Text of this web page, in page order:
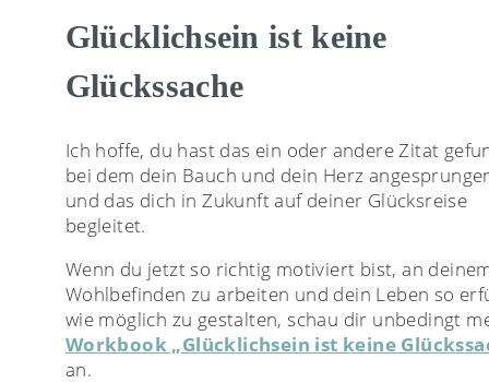
Glücklichsein ist keine
Glückssache
Ich hoffe, du hast das ein oder andere Zitat
bei dem dein Bauch und dein Herz
und das dich in Zukunft auf deiner Glücksreise
begleitet.
Wenn du jetzt so richtig motiviert bist, an
Wohlbefinden zu arbeiten und dein Leben so
wie möglich zu gestalten, schau dir unbedingt
Workbook „Glücklichsein ist keine
an.